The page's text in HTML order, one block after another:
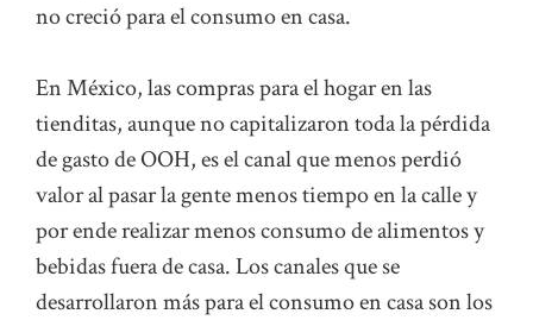
no creció para el consumo en casa.
En México, las compras para el hogar en las
tienditas, aunque no capitalizaron toda la pérdida
de gasto de OOH, es el canal que menos perdió
valor al pasar la gente menos tiempo en la calle y
por ende realizar menos consumo de alimentos y
bebidas fuera de casa. Los canales que se
desarrollaron más para el consumo en casa son los